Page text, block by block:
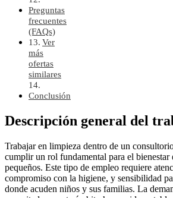
Preguntas
frecuentes
(FAQs)
Ver
más
ofertas
similares
Conclusión
Descripción general del
Trabajar en limpieza dentro de un
cumplir un rol fundamental para el bienestar
pequeños. Este tipo de empleo requiere
compromiso con la higiene, y sensibilidad
donde acuden niños y sus familias. La